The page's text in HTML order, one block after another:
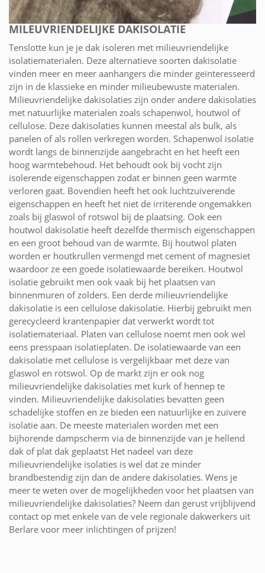
MILEUVRIENDELIJKE DAKISOLATIE
Tenslotte kun je je dak isoleren met milieuvriendelijke
isolatiematerialen. Deze alternatieve soorten dakisolatie
vinden meer en meer aanhangers die minder geïnteresseerd
zijn in de klassieke en minder milieubewuste materialen.
Milieuvriendelijke dakisolaties zijn onder andere dakisolaties
met natuurlijke materialen zoals schapenwol, houtwol of
cellulose. Deze dakisolaties kunnen meestal als bulk, als
panelen of als rollen verkregen worden. Schapenwol isolatie
wordt langs de binnenzijde aangebracht en het heeft een
hoog warmtebehoud. Het behoudt ook bij vocht zijn
isolerende eigenschappen zodat er binnen geen warmte
verloren gaat. Bovendien heeft het ook luchtzuiverende
eigenschappen en heeft het niet de irriterende ongemakken
zoals bij glaswol of rotswol bij de plaatsing. Ook een
houtwol dakisolatie heeft dezelfde thermisch eigenschappen
en een groot behoud van de warmte. Bij houtwol platen
worden er houtkrullen vermengd met cement of magnesiet
waardoor ze een goede isolatiewaarde bereiken. Houtwol
isolatie gebruikt men ook vaak bij het plaatsen van
binnenmuren of zolders. Een derde milieuvriendelijke
dakisolatie is een cellulose dakisolatie. Hierbij gebruikt men
gerecycleerd krantenpapier dat verwerkt wordt tot
isolatiemateriaal. Platen van cellulose noemt men ook wel
eens presspaan isolatieplaten. De isolatiewaarde van een
dakisolatie met cellulose is vergelijkbaar met deze van
glaswol en rotswol. Op de markt zijn er ook nog
milieuvriendelijke dakisolaties met kurk of hennep te
vinden. Milieuvriendelijke dakisolaties bevatten geen
schadelijke stoffen en ze bieden een natuurlijke en zuivere
isolatie aan. De meeste materialen worden met een
bijhorende dampscherm via de binnenzijde van je hellend
dak of plat dak geplaatst Het nadeel van deze
milieuvriendelijke isolaties is wel dat ze minder
brandbestendig zijn dan de andere dakisolaties. Wens je
meer te weten over de mogelijkheden voor het plaatsen van
milieuvriendelijke dakisolaties? Neem dan gerust vrijblijvend
contact op met enkele van de vele regionale dakwerkers uit
Berlare voor meer inlichtingen of prijzen!